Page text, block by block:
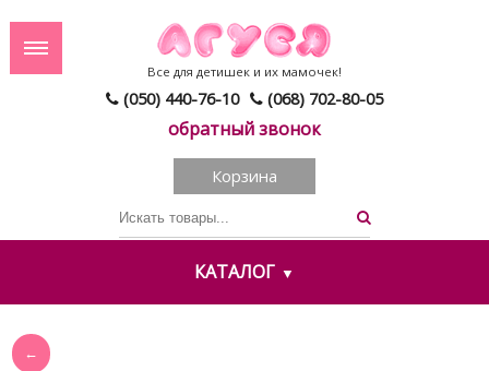
(050) 440-76-10 (068) 702-80-05
обратный звонок
Все для детишек и их мамочек!
Корзина
КАТАЛОГ